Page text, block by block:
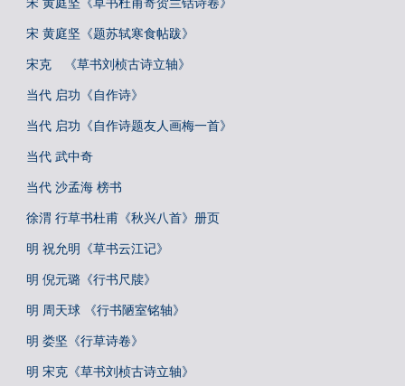
宋 黄庭坚《题苏轼寒食帖跋》
宋克 《草书刘桢古诗立轴》
当代 启功《自作诗》
当代 启功《自作诗题友人画梅一首》
当代 武中奇
当代 沙孟海 榜书
徐渭 行草书杜甫《秋兴八首》册页
明 祝允明《草书云江记》
明 倪元璐《行书尺牍》
明 周天球 《行书陋室铭轴》
明 娄坚《行草诗卷》
明 宋克《草书刘桢古诗立轴》